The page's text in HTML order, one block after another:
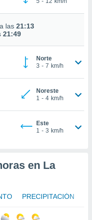
las 21:13
21:49
Norte
3 - 7 km/h
Noreste
1 - 4 km/h
Este
1 - 3 km/h
en La
PRECIPITACIÓN